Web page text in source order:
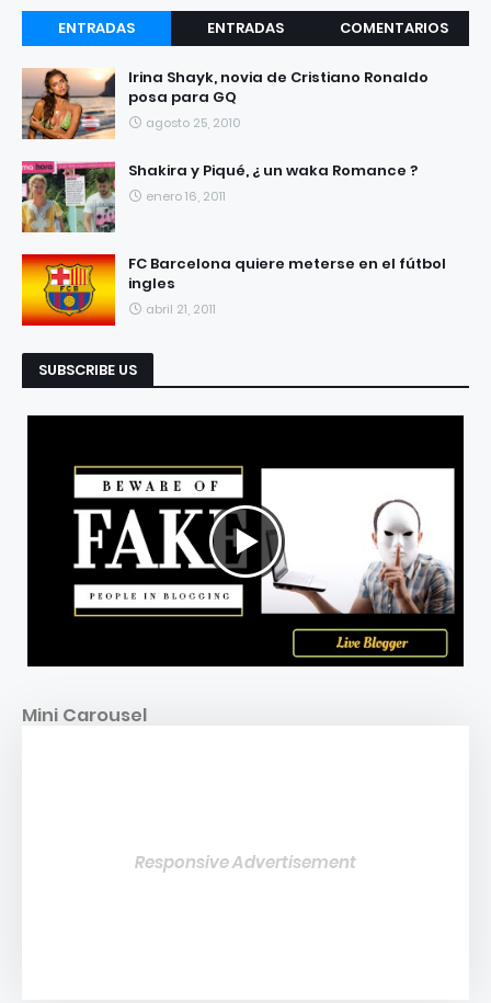
ENTRADAS
RECIENTES
ENTRADAS
COMENTARIOS
Irina Shayk, novia de Cristiano Ronaldo
posa para GQ
agosto 25, 2010
Shakira y Piqué, ¿ un waka Romance ?
enero 16, 2011
FC Barcelona quiere meterse en el fútbol
ingles
abril 21, 2011
SUBSCRIBE US
Mini Carousel
Responsive Advertisement